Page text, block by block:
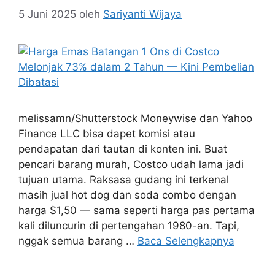
5 Juni 2025 oleh Sariyanti Wijaya
melissamn/Shutterstock Moneywise dan Yahoo
Finance LLC bisa dapet komisi atau
pendapatan dari tautan di konten ini. Buat
pencari barang murah, Costco udah lama jadi
tujuan utama. Raksasa gudang ini terkenal
masih jual hot dog dan soda combo dengan
harga $1,50 — sama seperti harga pas pertama
kali diluncurin di pertengahan 1980-an. Tapi,
nggak semua barang … Baca Selengkapnya